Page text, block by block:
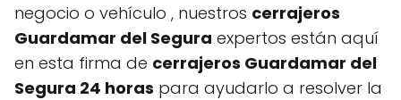
negocio o vehículo , nuestros cerrajeros
Guardamar del Segura expertos están aquí
en esta firma de cerrajeros Guardamar del
Segura 24 horas para ayudarlo a resolver la